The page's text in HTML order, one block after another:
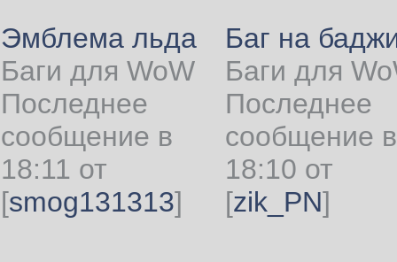
Эмблема льда
Баги для WoW
Последнее
сообщение в
18:11 от
[smog131313]
Баг на
Баги для
Последнее
сообщение в
18:10 от
[zik_PN]